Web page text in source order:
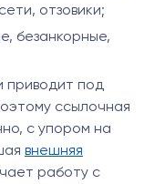
отзовики;
безанкорные,
приводит под
ссылочная
с упором на
внешняя
работу с